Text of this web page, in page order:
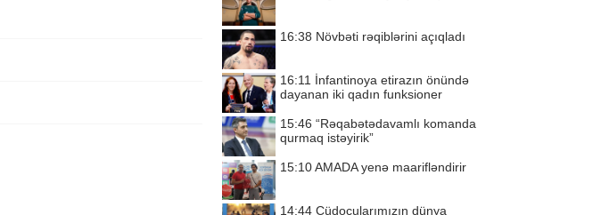
16:38 Növbəti rəqiblərini açıqladı
16:11 İnfantinoya etirazın önündə
dayanan iki qadın funksioner
15:46 “Rəqabətədavamlı komanda
qurmaq istəyirik”
15:10AMADA yenə maarifləndirir
14:44 Cüdoçularımızın dünya